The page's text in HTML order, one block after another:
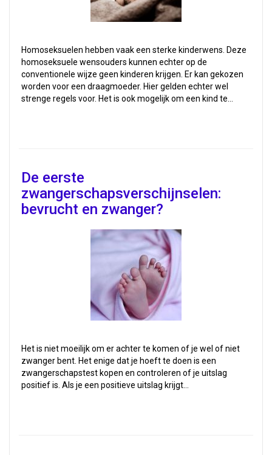
Homoseksuelen hebben vaak een sterke kinderwens. Deze
homoseksuele wensouders kunnen echter op de
conventionele wijze geen kinderen krijgen. Er kan gekozen
worden voor een draagmoeder. Hier gelden echter wel
strenge regels voor. Het is ook mogelijk om een kind te…
De eerste
zwangerschapsverschijnselen:
bevrucht en zwanger?
Het is niet moeilijk om er achter te komen of je wel of niet
zwanger bent. Het enige dat je hoeft te doen is een
zwangerschapstest kopen en controleren of je uitslag
positief is. Als je een positieve uitslag krijgt…